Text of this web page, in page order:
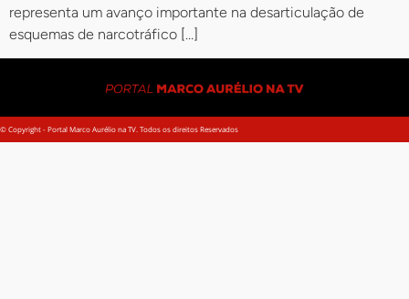
representa um avanço importante na desarticulação de
esquemas de narcotráfico […]
© Copyright - Portal Marco Aurélio na TV. Todos os direitos Reservados